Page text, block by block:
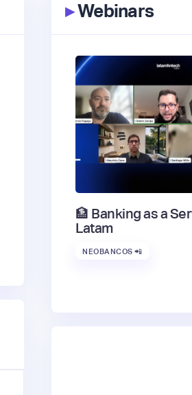
▸Webinars
🏦 Banking as a
Latam
NEOBANCOS 📲